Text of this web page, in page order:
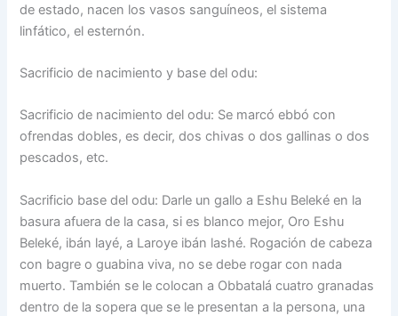
de estado, nacen los vasos sanguíneos, el sistema
linfático, el esternón.
Sacrificio de nacimiento y base del odu:
Sacrificio de nacimiento del odu: Se marcó ebbó con
ofrendas dobles, es decir, dos chivas o dos gallinas o dos
pescados, etc.
Sacrificio base del odu: Darle un gallo a Eshu Beleké en la
basura afuera de la casa, si es blanco mejor, Oro Eshu
Beleké, ibán layé, a Laroye ibán lashé. Rogación de cabeza
con bagre o guabina viva, no se debe rogar con nada
muerto. También se le colocan a Obbatalá cuatro granadas
dentro de la sopera que se le presentan a la persona, una